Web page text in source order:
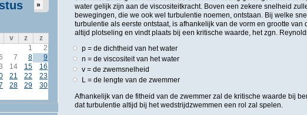
»
v z
z
1
2
7 8
9
14 15
16
21 22
23
28 29
30
water gelijk zijn aan de viscositeitkracht. Boven een zekere snelheid
bewegingen, die we ook wel turbulentie noemen, ontstaan. Bij welke
turbulentie als eerste ontstaat, is afhankelijk van de vorm en grootte
altijd plotseling en vindt plaats bij een kritische waarde, het zgn.
p = de dichtheid van het water
n = de viscositeit van het water
v = de zwemsnelheid
L = de lengte van de zwemmer
Afhankelijk van de fitheid van de zwemmer zal de kritische waarde bij
dat turbulentie altijd bij het wedstrijdzwemmen een rol zal spelen.